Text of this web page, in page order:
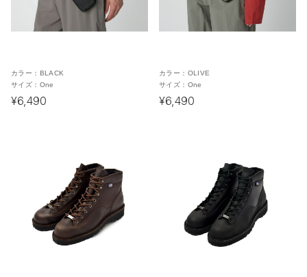
カラー： BLACK
サイズ： One
¥6,490
カラー： OLIVE
サイズ： One
¥6,490